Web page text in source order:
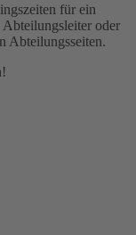
für ein
oder
Abteilungsseiten.